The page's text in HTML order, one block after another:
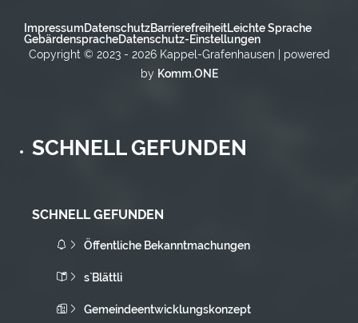
ImpressumDatenschutzBarrierefreiheitLeichte Sprache
GebärdenspracheDatenschutz-Einstellungen
Copyright © 2023 - 2026 Kappel-Grafenhausen | powered
by Komm.ONE
SCHNELL GEFUNDEN
SCHNELL GEFUNDEN
Öffentliche Bekanntmachungen
s`Blättli
Gemeindeentwicklungskonzept